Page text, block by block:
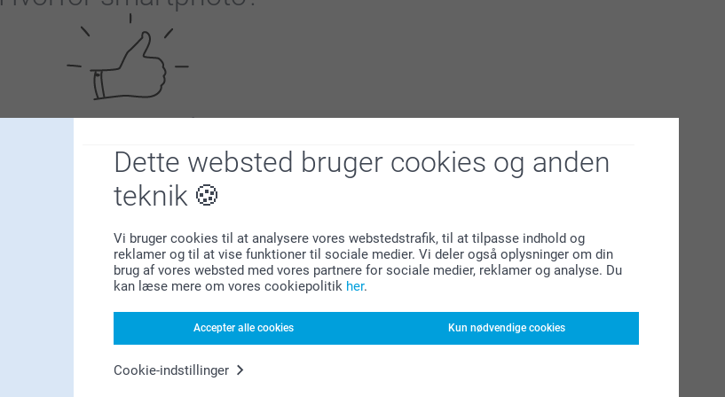
Dette websted bruger cookies og anden
teknik
Vi bruger cookies til at analysere vores webstedstrafik, til at tilpasse indhold og
reklamer og til at vise funktioner til sociale medier. Vi deler også oplysninger om din
brug af vores websted med vores partnere for sociale medier, reklamer og analyse. Du
kan læse mere om vores cookiepolitik her.
Accepter alle cookies Kun nødvendige cookies
Cookie-indstillinger
Tilfreds kunde garanti
Bonus på alle dine køb